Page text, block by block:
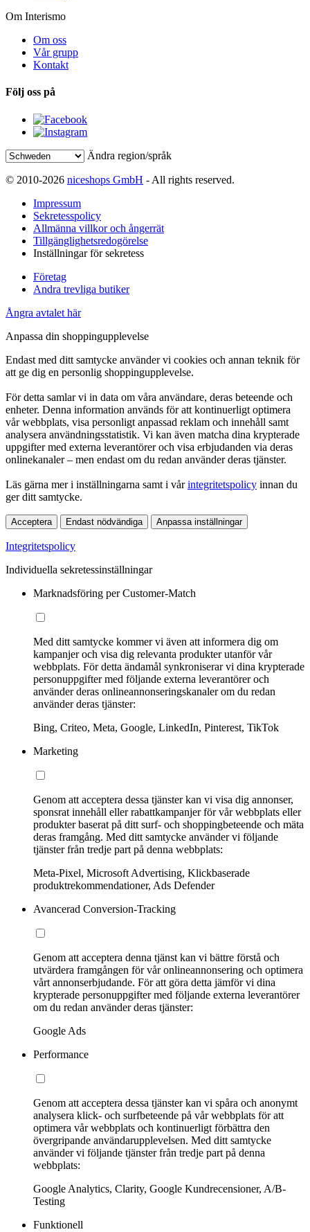
Om Interismo
Om oss
Vår grupp
Kontakt
Följ oss på
Ändra region/språk
© 2010-2026 niceshops GmbH - All rights reserved.
Impressum
Sekretesspolicy
Allmänna villkor och ångerrät
Tillgänglighetsredogörelse
Inställningar för sekretess
Företag
Andra trevliga butiker
Ångra avtalet här
Anpassa din shoppingupplevelse
Endast med ditt samtycke använder vi cookies och annan teknik för
att ge dig en personlig shoppingupplevelse.
För detta samlar vi in data om våra användare, deras beteende och
enheter. Denna information används för att kontinuerligt optimera
vår webbplats, visa personligt anpassad reklam och innehåll samt
analysera användningsstatistik. Vi kan även matcha dina krypterade
uppgifter med externa leverantörer och visa erbjudanden via deras
onlinekanaler – men endast om du redan använder deras tjänster.
Läs gärna mer i inställningarna samt i vårintegritetspolicy innan du
ger ditt samtycke.
Acceptera Endast nödvändiga Anpassa inställningar
Integritetspolicy
Individuella sekretessinställningar
Marknadsföring per Customer-Match
Med ditt samtycke kommer vi även att informera dig om
kampanjer och visa dig relevanta produkter utanför vår
webbplats. För detta ändamål synkroniserar vi dina krypterade
personuppgifter med följande externa leverantörer och
använder deras onlineannonseringskanaler om du redan
använder deras tjänster:
Bing, Criteo, Meta, Google, LinkedIn, Pinterest, TikTok
Marketing
Genom att acceptera dessa tjänster kan vi visa dig annonser,
sponsrat innehåll eller rabattkampanjer för vår webbplats eller
produkter baserat på ditt surf- och shoppingbeteende och mäta
deras framgång. Med ditt samtycke använder vi följande
tjänster från tredje part på denna webbplats:
Meta-Pixel, Microsoft Advertising, Klickbaserade
produktrekommendationer, Ads Defender
Avancerad Conversion-Tracking
Genom att acceptera denna tjänst kan vi bättre förstå och
utvärdera framgången för vår onlineannonsering och optimera
vårt annonserbjudande. För att göra detta jämför vi dina
krypterade personuppgifter med följande externa leverantörer
om du redan använder deras tjänster:
Google Ads
Performance
Genom att acceptera dessa tjänster kan vi spåra och anonymt
analysera klick- och surfbeteende på vår webbplats för att
optimera vår webbplats och kontinuerligt förbättra den
övergripande användarupplevelsen. Med ditt samtycke
använder vi följande tjänster från tredje part på denna
webbplats:
Google Analytics, Clarity, Google Kundrecensioner, A/B-
Testing
Funktionell